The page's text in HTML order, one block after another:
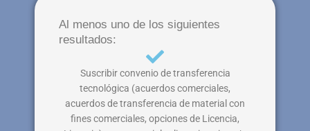
Al menos uno de los siguientes
resultados:
Suscribir convenio de transferencia
tecnológica (acuerdos comerciales,
acuerdos de transferencia de material con
fines comerciales, opciones de Licencia,